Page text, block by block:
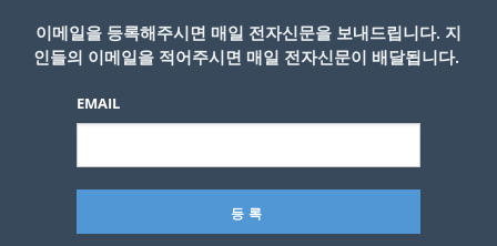
- Copyright © KNEWSLA.COM, 무단 전재 및 재배포 금지
이메일을 등록해주시면 매일 전자신문을 보내드립니다. 지
인들의 이메일을 적어주시면 매일 전자신문이 배달됩니다.
EMAIL